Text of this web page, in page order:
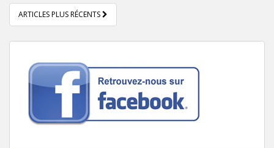
PAGINATION
DES
ARTICLES PLUS RÉCENTS